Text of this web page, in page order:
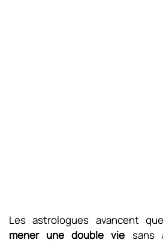
Les astrologues avancent
mener une double vie sans